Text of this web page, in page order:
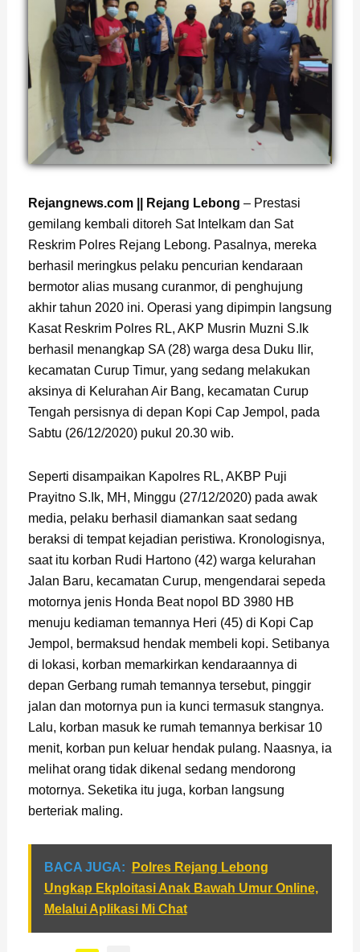
Rejangnews.com || Rejang Lebong – Prestasi
gemilang kembali ditoreh Sat Intelkam dan Sat
Reskrim Polres Rejang Lebong. Pasalnya, mereka
berhasil meringkus pelaku pencurian kendaraan
bermotor alias musang curanmor, di penghujung
akhir tahun 2020 ini. Operasi yang dipimpin langsung
Kasat Reskrim Polres RL, AKP Musrin Muzni S.Ik
berhasil menangkap SA (28) warga desa Duku Ilir,
kecamatan Curup Timur, yang sedang melakukan
aksinya di Kelurahan Air Bang, kecamatan Curup
Tengah persisnya di depan Kopi Cap Jempol, pada
Sabtu (26/12/2020) pukul 20.30 wib.
Seperti disampaikan Kapolres RL, AKBP Puji
Prayitno S.Ik, MH, Minggu (27/12/2020) pada awak
media, pelaku berhasil diamankan saat sedang
beraksi di tempat kejadian peristiwa. Kronologisnya,
saat itu korban Rudi Hartono (42) warga kelurahan
Jalan Baru, kecamatan Curup, mengendarai sepeda
motornya jenis Honda Beat nopol BD 3980 HB
menuju kediaman temannya Heri (45) di Kopi Cap
Jempol, bermaksud hendak membeli kopi. Setibanya
di lokasi, korban memarkirkan kendaraannya di
depan Gerbang rumah temannya tersebut, pinggir
jalan dan motornya pun ia kunci termasuk stangnya.
Lalu, korban masuk ke rumah temannya berkisar 10
menit, korban pun keluar hendak pulang. Naasnya, ia
melihat orang tidak dikenal sedang mendorong
motornya. Seketika itu juga, korban langsung
berteriak maling.
BACA JUGA:
Polres Rejang Lebong
Ungkap Ekploitasi Anak Bawah Umur Online,
Melalui Aplikasi Mi Chat
Page
, Page